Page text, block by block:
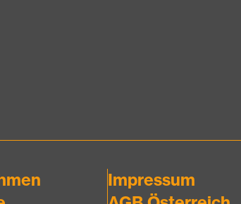
Impressum